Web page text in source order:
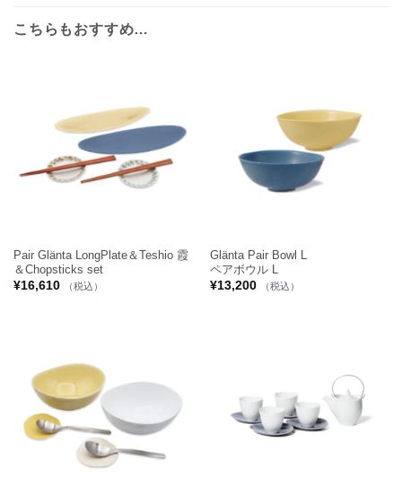
こちらもおすすめ…
Pair Glänta LongPlate＆Teshio 霞
＆Chopsticks set
¥16,610 （税込）
Glänta Pair Bowl L
ペアボウル L
¥13,200 （税込）